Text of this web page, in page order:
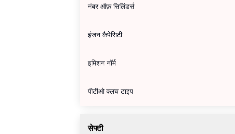
नंबर ऑफ़ सिलिंडर्स
इंजन कैपेसिटी
इमिशन नॉर्म
पीटीओ क्लच टाइप
सेफ्टी